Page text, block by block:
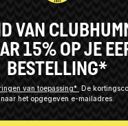
VAN
15% OP JE
BESTELLING*
van toepassing* De
naar het opgegeven e-mailadres.